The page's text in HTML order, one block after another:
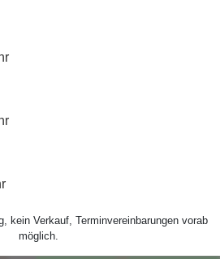
kein Verkauf, Terminvereinbarungen vorab
möglich.